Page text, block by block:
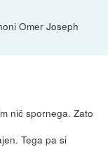
Omer Joseph
nič spornega. Zato
Tega pa si